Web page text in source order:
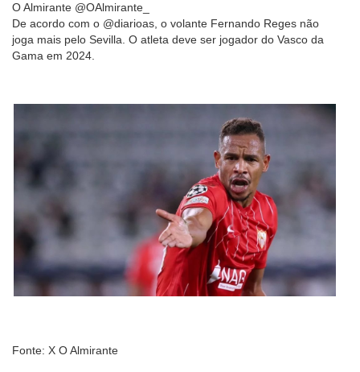
O Almirante @OAlmirante_
De acordo com o @diarioas, o volante Fernando Reges não
joga mais pelo Sevilla. O atleta deve ser jogador do Vasco da
Gama em 2024.
Fonte: X O Almirante